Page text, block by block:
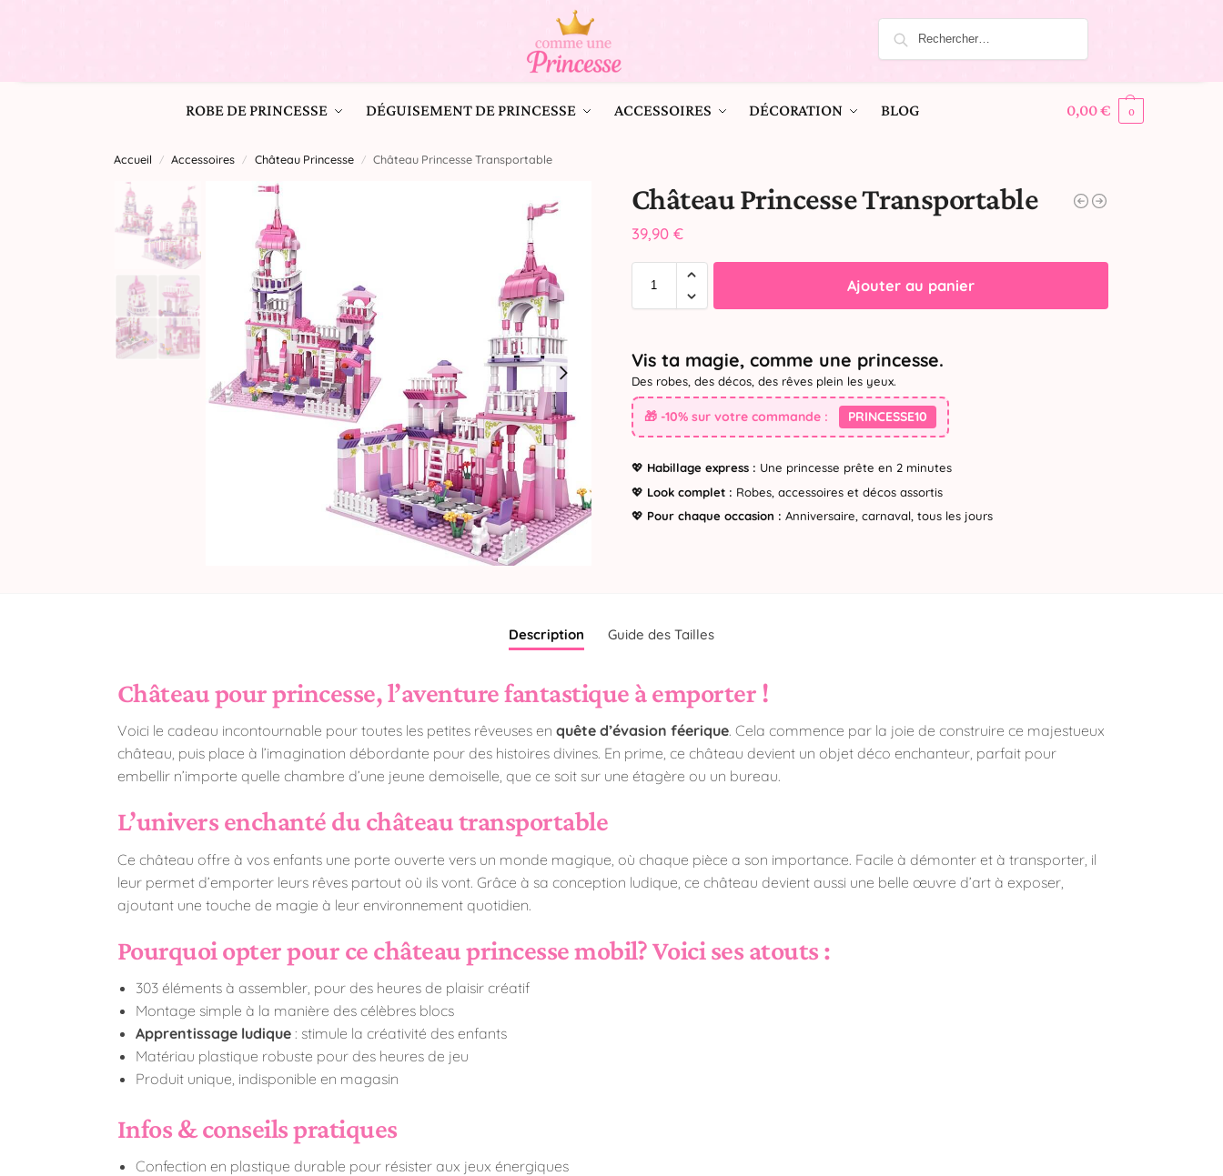
ROBE DE PRINCESSE DÉGUISEMENT DE PRINCESSE ACCESSOIRES DÉCORATION BLOG 0,00€ 0
Accueil / Accessoires / Château Princesse / Château Princesse Transportable
Château Princesse Transportable
39,90 €
Ajouter au panier
Vis ta magie, comme une princesse.
Des robes, des décos, des rêves plein les yeux.
🎁 -10% sur votre commande : PRINCESSE10
💖 Habillage express : Une princesse prête en 2 minutes
💖 Look complet : Robes, accessoires et décos assortis
💖 Pour chaque occasion : Anniversaire, carnaval, tous les jours
Description Guide des Tailles
Château pour princesse, l’aventure fantastique à emporter !
Voici le cadeau incontournable pour toutes les petites rêveuses en quête d’évasion féerique. Cela commence par la joie de construire ce majestueux
château, puis place à l’imagination débordante pour des histoires divines. En prime, ce château devient un objet déco enchanteur, parfait pour
embellir n’importe quelle chambre d’une jeune demoiselle, que ce soit sur une étagère ou un bureau.
L’univers enchanté du château transportable
Ce château offre à vos enfants une porte ouverte vers un monde magique, où chaque pièce a son importance. Facile à démonter et à transporter, il
leur permet d’emporter leurs rêves partout où ils vont. Grâce à sa conception ludique, ce château devient aussi une belle œuvre d’art à exposer,
ajoutant une touche de magie à leur environnement quotidien.
Pourquoi opter pour ce château princesse mobil? Voici ses atouts :
303 éléments à assembler, pour des heures de plaisir créatif
Montage simple à la manière des célèbres blocs
Apprentissage ludique: stimule la créativité des enfants
Matériau plastique robuste pour des heures de jeu
Produit unique, indisponible en magasin
Infos & conseils pratiques
Confection en plastique durable pour résister aux jeux énergiques